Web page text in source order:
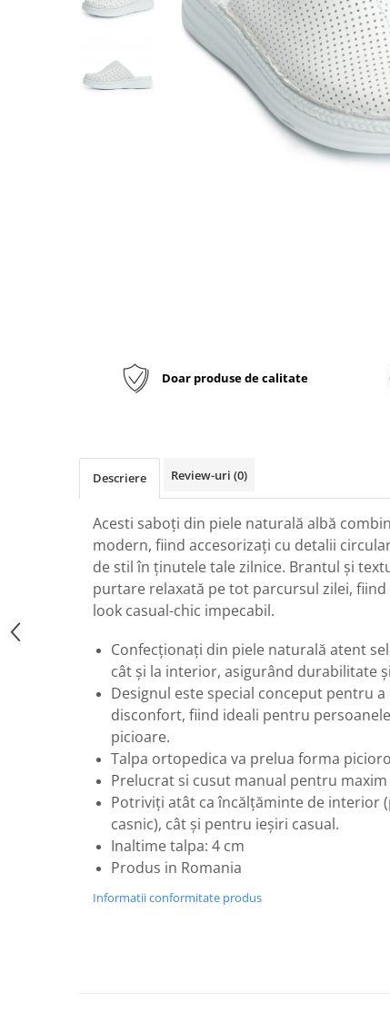
Doar produse de calitate
Descriere Review-uri (0)
Acesti saboți din piele naturală albă
modern, fiind accesorizați cu detalii
de stil în ținutele tale zilnice. Brantul și
purtare relaxată pe tot parcursul zilei,
look casual-chic impecabil.
Confecționați din piele naturală atent
cât și la interior, asigurând durabilitate
Designul este special conceput pentru
disconfort, fiind ideali pentru
picioare.
Talpa ortopedica va prelua forma
Prelucrat si cusut manual pentru
Potriviți atât ca încălțăminte de interior
casnic), cât și pentru ieșiri casual.
Inaltime talpa: 4 cm
Produs in Romania
Informatii conformitate produs